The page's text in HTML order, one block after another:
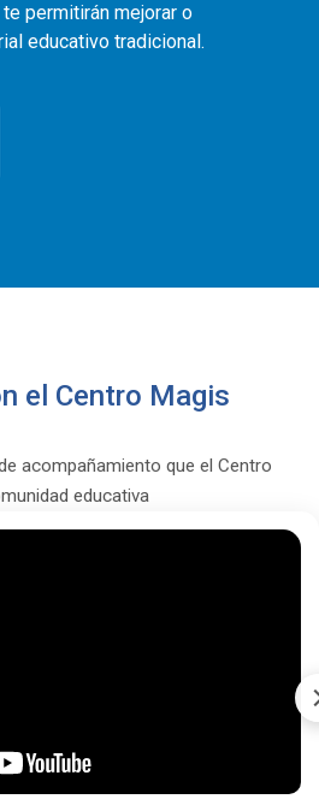
permitirán mejorar o
educativo tradicional.
el Centro Magis
acompañamiento que el Centro
educativa